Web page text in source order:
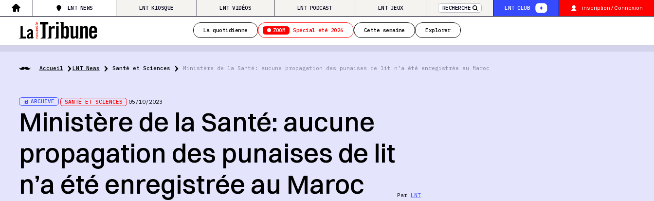
LNT NEWS LNT KIOSQUE LNT VIDÉOS LNT PODCAST LNT JEUX RECHERCHE LNT CLUB inscription / Connexion
La quotidienne ZOOM Spécial été 2026 Cette semaine Explorer
Accueil LNT News Santé et Sciences Ministère de la Santé: aucune propagation des punaises de lit n’a été enregistrée au Maroc
ARCHIVE SANTÉ ET SCIENCES 05/10/2023
Ministère de la Santé: aucune
propagation des punaises de lit
n’a été enregistrée au Maroc
Par LNT